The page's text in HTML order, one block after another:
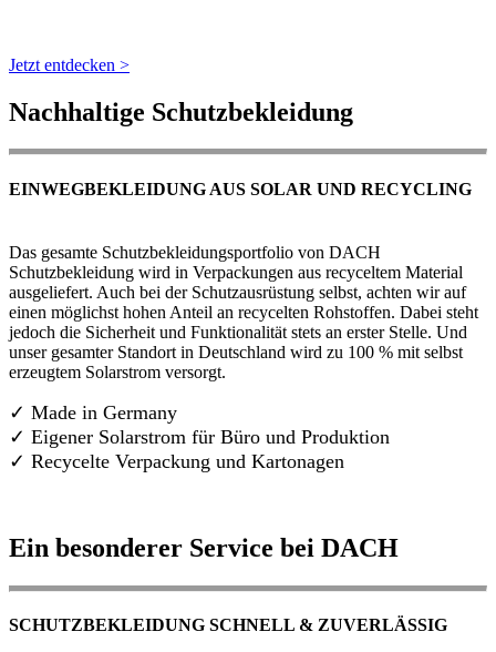
Jetzt entdecken >
Nachhaltige Schutzbekleidung
EINWEGBEKLEIDUNG AUS SOLAR UND RECYCLING
Das gesamte Schutzbekleidungsportfolio von DACH
Schutzbekleidung wird in Verpackungen aus recyceltem Material
ausgeliefert. Auch bei der Schutzausrüstung selbst, achten wir auf
einen möglichst hohen Anteil an recycelten Rohstoffen. Dabei steht
jedoch die Sicherheit und Funktionalität stets an erster Stelle. Und
unser gesamter Standort in Deutschland wird zu 100 % mit selbst
erzeugtem Solarstrom versorgt.
✓ Made in Germany
✓ Eigener Solarstrom für Büro und Produktion
✓ Recycelte Verpackung und Kartonagen
Ein besonderer Service bei DACH
SCHUTZBEKLEIDUNG SCHNELL & ZUVERLÄSSIG